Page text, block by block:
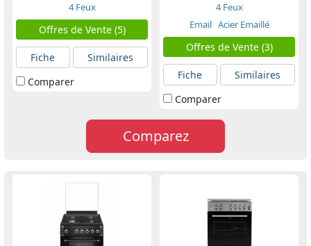
4 Feux
Offres de Vente (5)
Fiche
Similaires
Comparer
4 Feux
Email Acier Emaillé
Offres de Vente (3)
Fiche
Similaires
Comparer
Comparez